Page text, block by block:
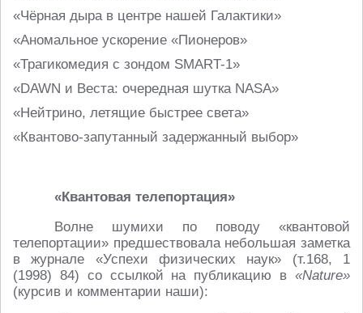
«Чёрная дыра в центре нашей Галактики»
«Аномальное ускорение «Пионеров»
«Трагикомедия с зондом SMART-1»
«DAWN и Веста: очередная шутка NASA»
«Нейтрино, летящие быстрее света»
«Квантово-запутанный задержанный выбор»
«Квантовая телепортация»
Волне шумихи по поводу «квантовой
телепортации» предшествовала небольшая заметка
в журнале «Успехи физических наук» (т.168, 1
(1998) 84) со ссылкой на публикацию в «Nature»
(курсив и комментарии наши):